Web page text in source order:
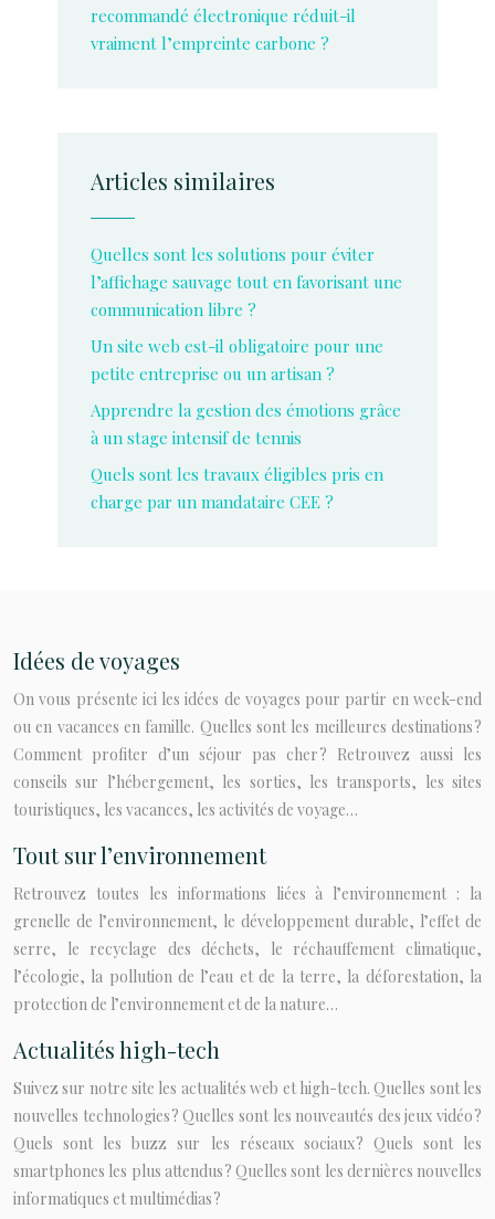
recommandé électronique réduit-il
vraiment l’empreinte carbone ?
Articles similaires
Quelles sont les solutions pour éviter
l’affichage sauvage tout en favorisant une
communication libre ?
Un site web est-il obligatoire pour une
petite entreprise ou un artisan ?
Apprendre la gestion des émotions grâce
à un stage intensif de tennis
Quels sont les travaux éligibles pris en
charge par un mandataire CEE ?
Idées de voyages
On vous présente ici les idées de voyages pour partir en week-end
ou en vacances en famille. Quelles sont les meilleures destinations ?
Comment profiter d’un séjour pas cher ? Retrouvez aussi les
conseils sur l’hébergement, les sorties, les transports, les sites
touristiques, les vacances, les activités de voyage…
Tout sur l’environnement
Retrouvez toutes les informations liées à l’environnement : la
grenelle de l’environnement, le développement durable, l’effet de
serre, le recyclage des déchets, le réchauffement climatique,
l’écologie, la pollution de l’eau et de la terre, la déforestation, la
protection de l’environnement et de la nature…
Actualités high-tech
Suivez sur notre site les actualités web et high-tech. Quelles sont les
nouvelles technologies ? Quelles sont les nouveautés des jeux vidéo ?
Quels sont les buzz sur les réseaux sociaux ? Quels sont les
smartphones les plus attendus ? Quelles sont les dernières nouvelles
informatiques et multimédias ?